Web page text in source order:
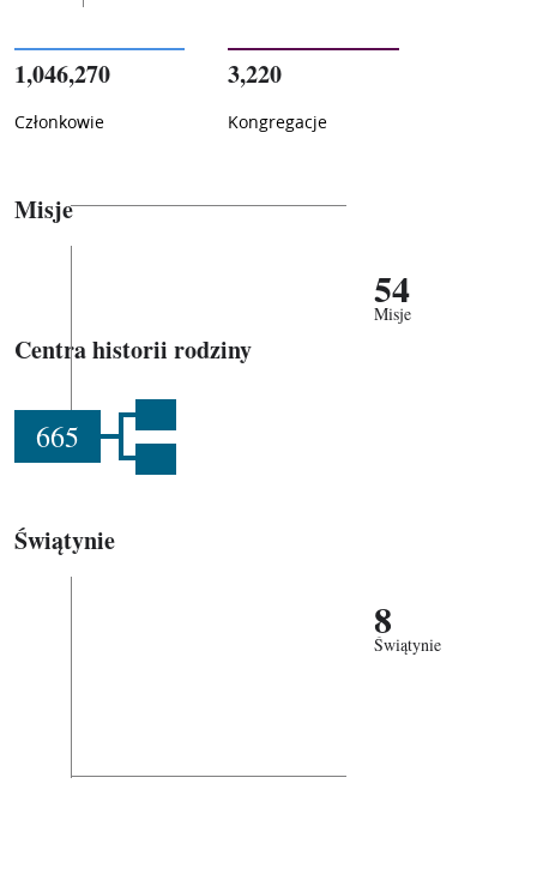
1,046,270
Członkowie
3,220
Kongregacje
Misje
54
Misje
Centra historii rodziny
665
Świątynie
8
Świątynie